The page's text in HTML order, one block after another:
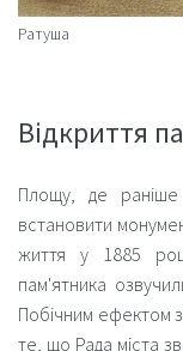
Ратуша
Відкриття
Площу , де
встановити
життя у 1885
пам'ятника
Побічним ефектом
те, що Рада міста